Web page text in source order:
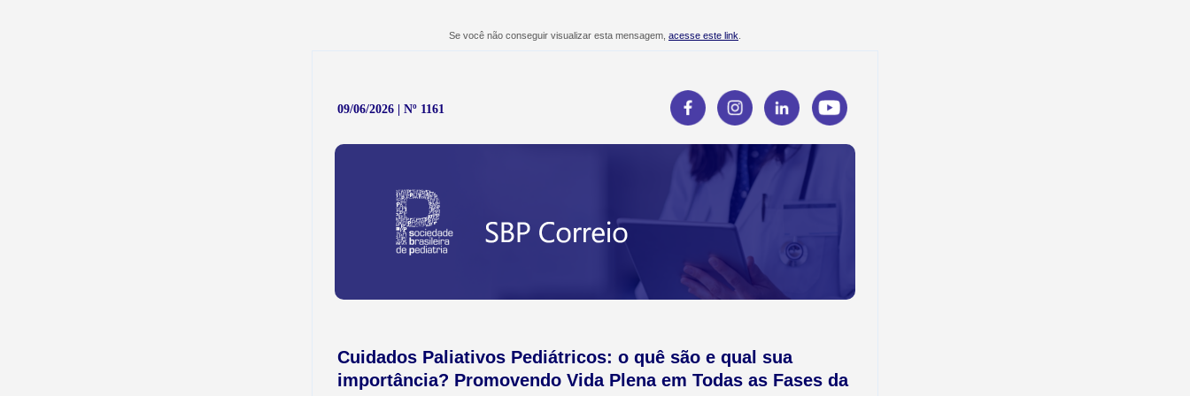
Se você não conseguir visualizar esta mensagem, acesse este link
09/06/2026 | Nº 1161
Cuidados Paliativos Pediátricos: o quê são e qual sua
importância? Promovendo Vida Plena em Todas as Fases da